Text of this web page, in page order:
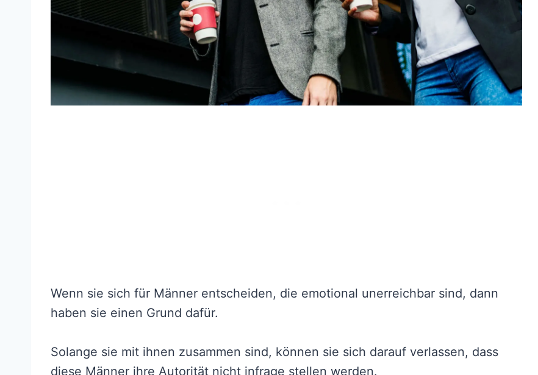
Wenn sie sich für Männer entscheiden, die emotional unerreichbar sind, dann
haben sie einen Grund dafür.
Solange sie mit ihnen zusammen sind, können sie sich darauf verlassen, dass
diese Männer ihre Autorität nicht infrage stellen werden.